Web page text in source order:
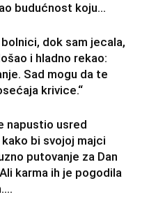
budućnost koju...
dok sam jecala,
i hladno rekao:
Sad mogu da te
krivice.“
napustio usred
bi svojoj majci
putovanje za Dan
karma ih je pogodila